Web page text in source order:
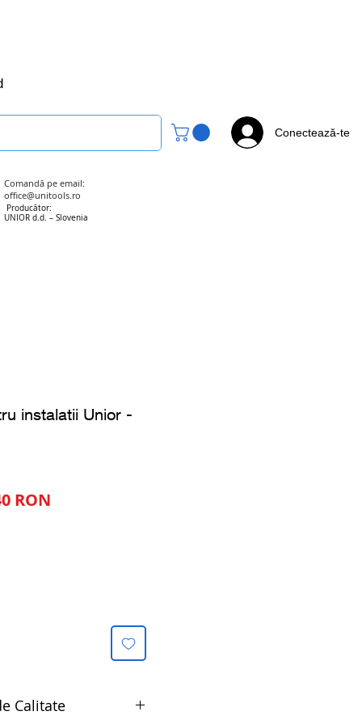
Conectează-te
Comandă pe email:
office@unitools.ro
Producător:
UNIOR d.d. – Slovenia
instalatii Unior -
RONPreț
Calitate